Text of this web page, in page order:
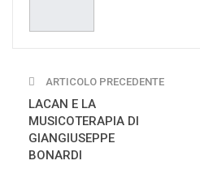
ARTICOLO PRECEDENTE
LACAN E LA
MUSICOTERAPIA DI
GIANGIUSEPPE
BONARDI